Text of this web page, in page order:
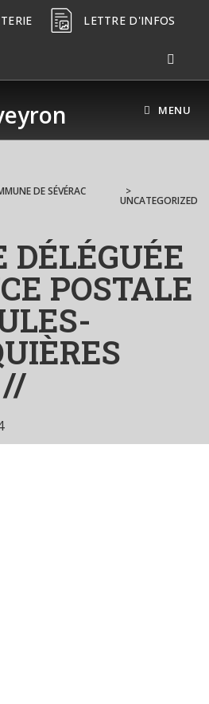
LETTRE D'INFOS
MENU
DE SÉVÉRAC >
UNCATEGORIZED
POSTALE